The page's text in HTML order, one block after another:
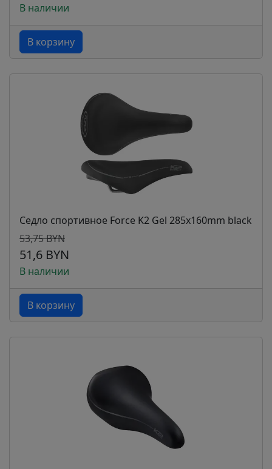
В наличии
В корзину
Седло спортивное Force K2 Gel 285x160mm black
53,75 BYN
51,6 BYN
В наличии
В корзину